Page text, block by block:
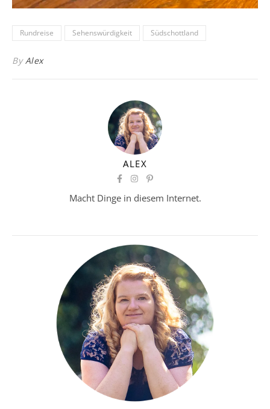
Rundreise Sehenswürdigkeit Südschottland
ByAlex
ALEX
Macht Dinge in diesem Internet.